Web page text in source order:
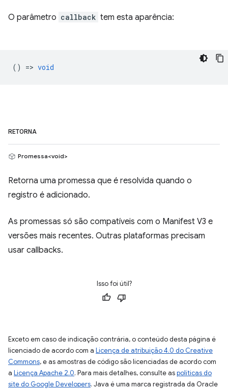
O parâmetro callback tem esta aparência:
() => void
RETORNA
Promessa<void>
Retorna uma promessa que é resolvida quando o
registro é adicionado.
As promessas só são compatíveis com o Manifest V3 e
versões mais recentes. Outras plataformas precisam
usar callbacks.
Isso foi útil?
Exceto em caso de indicação contrária, o conteúdo desta página é
licenciado de acordo com a Licença de atribuição 4.0 do Creative
Commons, e as amostras de código são licenciadas de acordo com
a Licença Apache 2.0. Para mais detalhes, consulte aspolíticas do
site do Google Developers. Java é uma marca registrada da Oracle